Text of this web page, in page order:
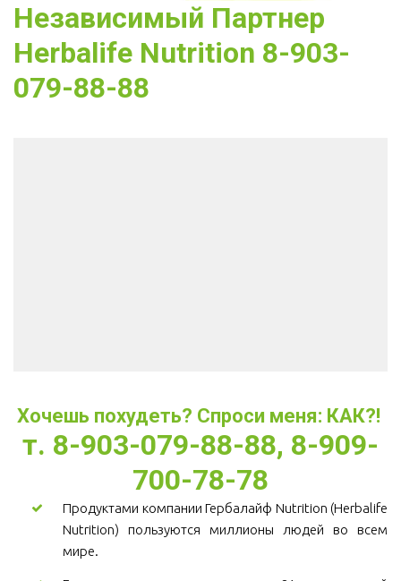
Независимый Партнер
Herbalife Nutrition 8-903-
079-88-88
Хочешь похудеть? Спроси меня: КАК?!
т. 8-903-079-88-88, 8-909-
700-78-78
Продуктами компании Гербалайф Nutrition (Herbalife
Nutrition) пользуются миллионы людей во всем
мире.